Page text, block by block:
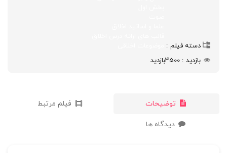
دسته فیلم
بازدید
4500بازدید
توضیحات فیلم مرتبط
دیدگاه ها